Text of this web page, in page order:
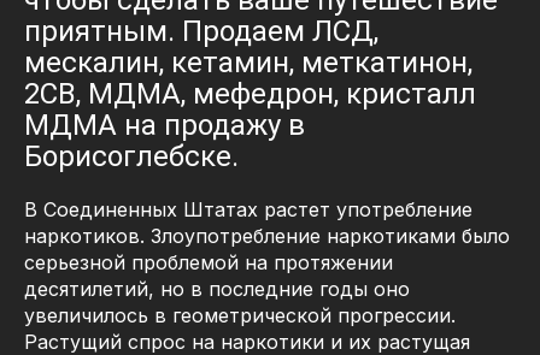
приятным. Продаем ЛСД,
мескалин, кетамин, меткатинон,
2CB, МДМА, мефедрон, кристалл
МДМА на продажу в
Борисоглебске.
В Соединенных Штатах растет употребление
наркотиков. Злоупотребление наркотиками было
серьезной проблемой на протяжении
десятилетий, но в последние годы оно
увеличилось в геометрической прогрессии.
Растущий спрос на наркотики и их растущая